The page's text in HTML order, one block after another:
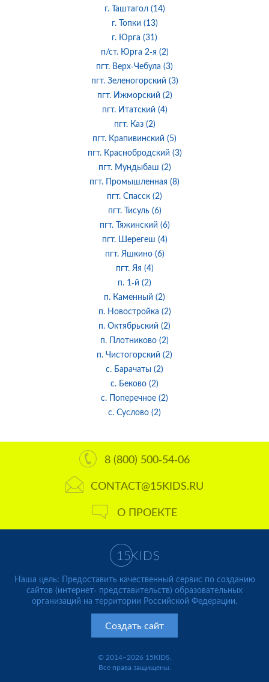
г. Таштагол (14)
г. Топки (13)
г. Юрга (31)
п/ст. Юрга 2-я (2)
пгт. Верх-Чебула (3)
пгт. Зеленогорский (3)
пгт. Ижморский (2)
пгт. Итатский (4)
пгт. Каз (2)
пгт. Крапивинский (5)
пгт. Краснобродский (3)
пгт. Мундыбаш (2)
пгт. Промышленная (8)
пгт. Спасск (2)
пгт. Тисуль (6)
пгт. Тяжинский (6)
пгт. Шерегеш (4)
пгт. Яшкино (6)
пгт. Яя (4)
п. 1-й (2)
п. Каменный (2)
п. Новостройка (2)
п. Октябрьский (2)
п. Плотниково (2)
п. Чистогорский (2)
с. Барачаты (2)
с. Беково (2)
с. Поперечное (2)
с. Суслово (2)
8 (800) 500-54-06
CONTACT@15KIDS.RU
О ПРОЕКТЕ
Наша цель: Предоставить качественный сервис по созданию
сайтов (интернет- представительств) образовательных
организаций на территории Российской Федерации.
Создать сайт
© 2014–2026 15KIDS.
Все права защищены.